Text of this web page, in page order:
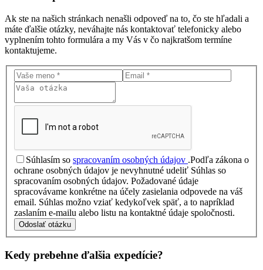
Ak ste na našich stránkach nenašli odpoveď na to, čo ste hľadali a
máte ďalšie otázky, neváhajte nás kontaktovať telefonicky alebo
vyplnením tohto formulára a my Vás v čo najkratšom termíne
kontaktujeme.
Súhlasím so spracovaním osobných údajov .Podľa zákona o
ochrane osobných údajov je nevyhnutné udeliť Súhlas so
spracovaním osobných údajov. Požadované údaje
spracovávame konkrétne na účely zasielania odpovede na váš
email. Súhlas možno vziať kedykoľvek späť, a to napríklad
zaslaním e-mailu alebo listu na kontaktné údaje spoločnosti.
Odoslať otázku
Kedy prebehne ďalšia expedície?